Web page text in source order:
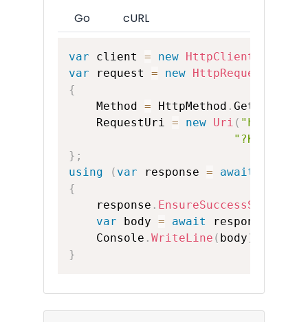
Go
cURL
var client = new HttpClient
var request = new
{
    Method
= HttpMethod . Get
    RequestUri
= new Uri ( "https://
} ;
using
( var response = await
{
    response
.
var body = await response
    Console
. WriteLine ( body )
}